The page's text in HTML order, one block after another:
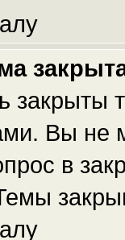
закрыты
Вы не
в